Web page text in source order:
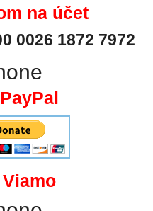
na účet
0026 1872 7972